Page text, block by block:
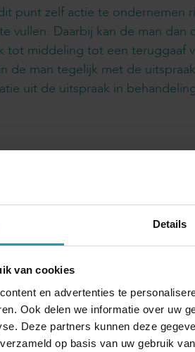
Details
van cookies
en advertenties te
Ook delen we informatie over uw
Deze partners kunnen deze
op basis van uw gebruik
punt zelf actie te ondernemen
vullen. Daarbij kan de man
tot middeling tot een
de man tegelijk met de
uit de uitspraak in
Blijf op de hoogte van
Schrijf je hieronder in voor
* E-mail